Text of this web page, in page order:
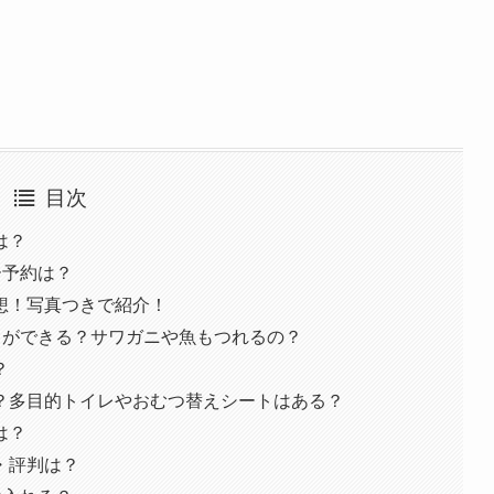
目次
？
約は？
写真つきで紹介！
できる？サワガニや魚もつれるの？
目的トイレやおむつ替えシートはある？
？
評判は？